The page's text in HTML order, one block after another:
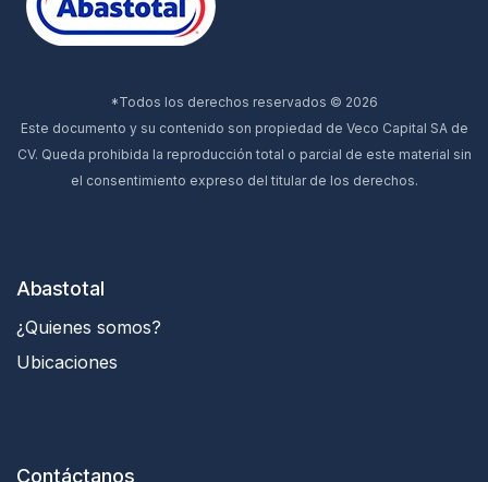
*Todos los derechos reservados © 2026
Este documento y su contenido son propiedad de Veco Capital SA de
CV. Queda prohibida la reproducción total o parcial de este material sin
el consentimiento expreso del titular de los derechos.
Abastotal
¿Quienes somos?
Ubicaciones
Contáctanos